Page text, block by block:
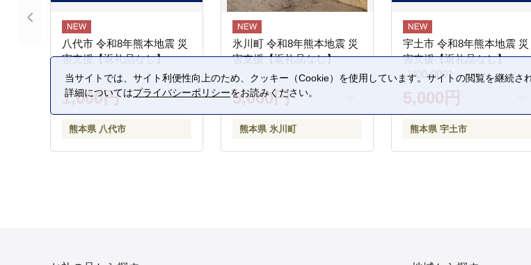
八代市 令和8年熊本地震 災
害支援【返礼品なし】
1,000円
熊本県 八代市
氷川町 令和8年熊本地震 災
害支援【返礼品なし】
5,000円
熊本県 氷川町
宇土市 令和8年熊本地震 災
害支援【返礼品なし】
_U00-0001
5,000円
熊本県 宇土市
当サイトでは、サイト利便性向上のため、クッキー（Cookie）を使用しています。サイトの閲覧を継続さ
詳細についてはプライバシーポリシーをお読みください。